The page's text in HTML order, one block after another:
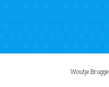
Woutje Brugge